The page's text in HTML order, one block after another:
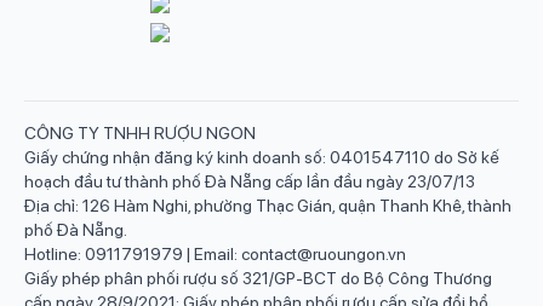
CÔNG TY TNHH RƯỢU NGON
Giấy chứng nhận đăng ký kinh doanh số: 0401547110 do Sở kế
hoạch đầu tư thành phố Đà Nẵng cấp lần đầu ngày 23/07/13
Địa chỉ: 126 Hàm Nghi, phường Thạc Gián, quận Thanh Khê, thành
phố Đà Nẵng.
Hotline: 0911791979 | Email: contact@ruoungon.vn
Giấy phép phân phối rượu số 321/GP-BCT do Bộ Công Thương